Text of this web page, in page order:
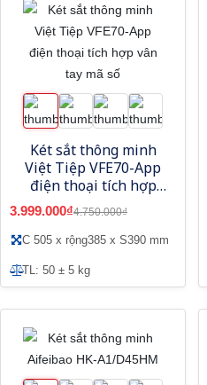
Két sắt thông minh
Việt Tiệp VFE70-App
điện thoại tích hợp
vân tay mã số
3.999.000₫4.750.000₫
C 505 x rộng385 x S390 mm
TL: 50 ± 5 kg